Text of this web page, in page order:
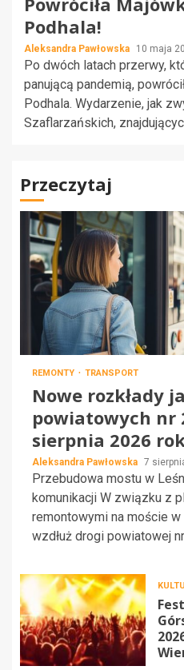
Podhala!
Aleksandra Pawłowska 10 maja
Po dwóch latach przerwy,
panującą pandemią,
Podhala. Wydarzenie, jak
Szaflarzańskich,
Przeczytaj
REMONTY TRANSPORT
Nowe rozkłady
powiatowych nr
sierpnia 2026
Aleksandra Pawłowska 7
Przebudowa mostu w
komunikacji W związku z
remontowymi na moście
wzdłuż drogi powiatowej